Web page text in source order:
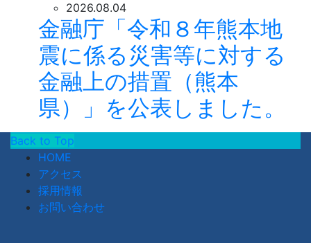
2026.08.04
金融庁「令和８年熊本地
震に係る災害等に対する
金融上の措置（熊本
県）」を公表しました。
Back to Top
HOME
アクセス
採用情報
お問い合わせ